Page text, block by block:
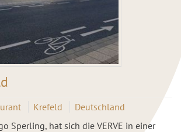
Krefeld
Deutschland
Sperling, hat sich die VERVE in einer